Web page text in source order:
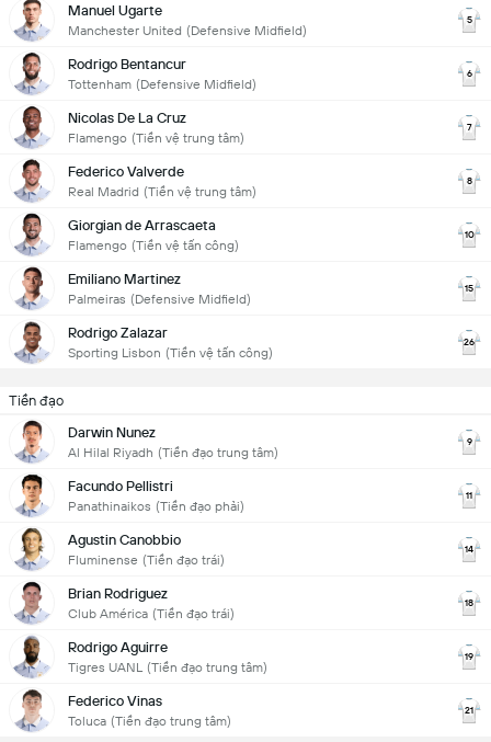
Manuel Ugarte
Manchester United (Defensive Midfield)
5
Rodrigo Bentancur
Tottenham (Defensive Midfield)
6
Nicolas De La Cruz
Flamengo (Tiền vệ trung tâm)
7
Federico Valverde
Real Madrid (Tiền vệ trung tâm)
8
Giorgian de Arrascaeta
Flamengo (Tiền vệ tấn công)
10
Emiliano Martinez
Palmeiras (Defensive Midfield)
15
Rodrigo Zalazar
Sporting Lisbon (Tiền vệ tấn công)
26
Tiền đạo
Darwin Nunez
Al Hilal Riyadh (Tiền đạo trung tâm)
9
Facundo Pellistri
Panathinaikos (Tiền đạo phải)
11
Agustin Canobbio
Fluminense (Tiền đạo trái)
14
Brian Rodriguez
Club América (Tiền đạo trái)
18
Rodrigo Aguirre
Tigres UANL (Tiền đạo trung tâm)
19
Federico Vinas
Toluca (Tiền đạo trung tâm)
21